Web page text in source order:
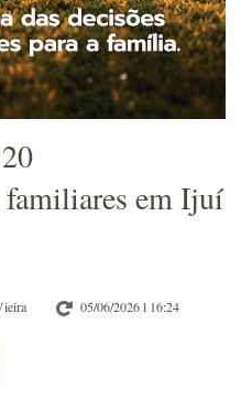
familiares em Ijuí
05/06/2026 l 16:24